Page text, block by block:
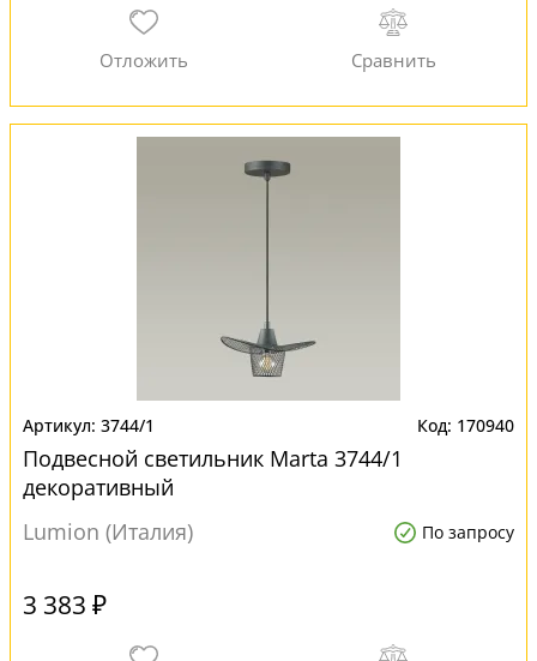
3744/1 170940
Подвесной светильник Marta 3744/1
декоративный
Lumion (Италия)
По запросу
3 383 ₽